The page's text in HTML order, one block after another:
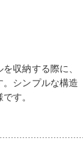
収納する際に、
シンプルな構造
す。